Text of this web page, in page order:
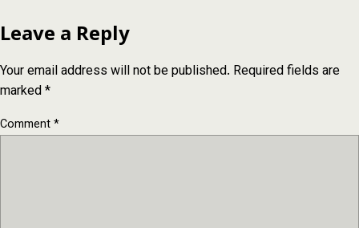
Leave a Reply
Your email address will not be published. Required fields are
marked*
Comment*